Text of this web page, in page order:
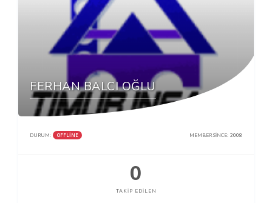
FERHAN BALCI OĞLU
DURUM: OFFLINE MEMBER SINCE: 2008
0
TAKIP EDILEN